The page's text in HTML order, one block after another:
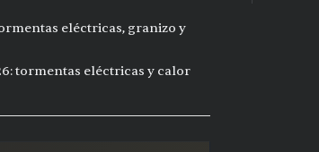
eléctricas, granizo y
tormentas eléctricas y calor